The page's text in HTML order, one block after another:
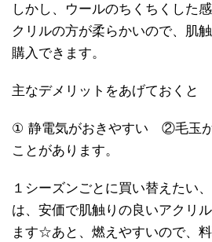
しかし、ウールのちくちくした
クリルの方が柔らかいので、肌
購入できます。
主なデメリットをあげておくと
① 静電気がおきやすい ②毛玉
ことがあります。
１シーズンごとに買い替えたい
は、安価で肌触りの良いアクリ
ます☆あと、燃えやすいので、